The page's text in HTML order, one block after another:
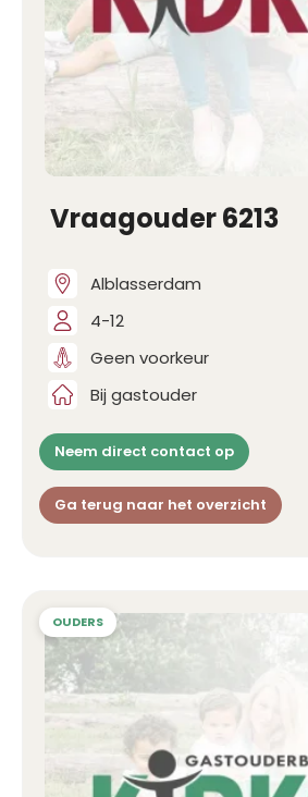
Vraagouder 6213
Alblasserdam
4-12
Geen voorkeur
Bij gastouder
Neem direct contact op
Ga terug naar het overzicht